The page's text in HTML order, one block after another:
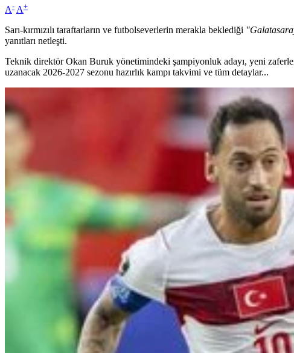
A- A+
Sarı-kırmızılı taraftarların ve futbolseverlerin merakla beklediği
yanıtları netleşti.
Teknik direktör Okan Buruk yönetimindeki şampiyonluk adayı, yeni
uzanacak 2026-2027 sezonu hazırlık kampı takvimi ve tüm detaylar...